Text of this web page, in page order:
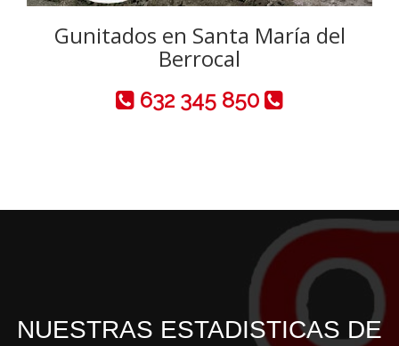
Gunitados en Santa María del
Berrocal
632 345 850
NUESTRAS ESTADISTICAS DE